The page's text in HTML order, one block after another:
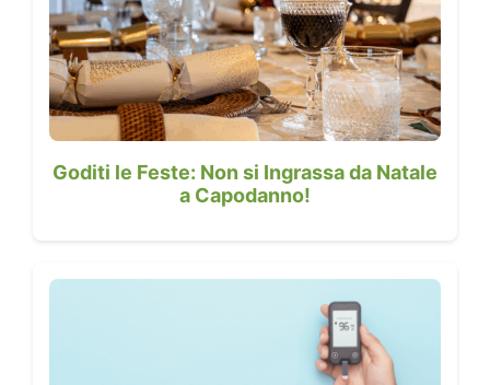
Goditi le Feste: Non si Ingrassa da Natale
a Capodanno!